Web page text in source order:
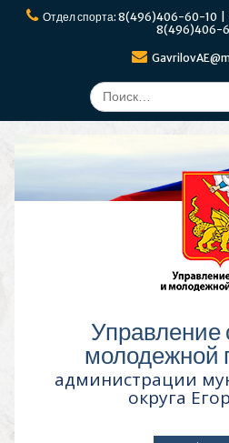
ПерейтиОтдел спорта: 8(496)406-60-10 |
8(496)406-
Поиск
по:
Управление
молодежной
администрации
округа